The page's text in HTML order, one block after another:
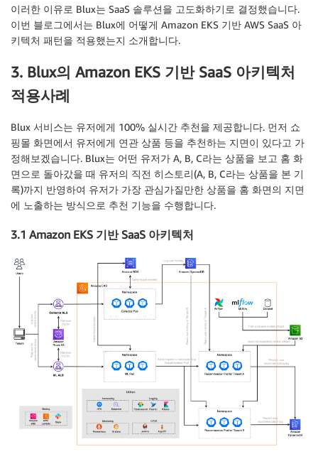
이러한 이유로 Blux는 SaaS 솔루션을 고도화하기로 결정했습니다.
이번 블로그에서는 Blux에 어떻게 Amazon EKS 기반 AWS SaaS 아
키텍처 패턴을 적용했는지 소개합니다.
3. Blux의 Amazon EKS 기반 SaaS 아키텍처
적용사례
Blux 서비스는 유저에게 100% 실시간 추천을 제공합니다. 먼저 쇼
핑몰 화면에서 유저에게 연관 상품 등을 추천하는 지면이 있다고 가
정해보겠습니다. Blux는 어떤 유저가 A, B, C라는 상품을 보고 홈 화
면으로 돌아갔을 때 유저의 직전 히스토리(A, B, C라는 상품을 본 기
록)까지 반영하여 유저가 가장 관심가질만한 상품을 홈 화면의 지면
에 노출하는 방식으로 추천 기능을 수행합니다.
3.1 Amazon EKS 기반 SaaS 아키텍처